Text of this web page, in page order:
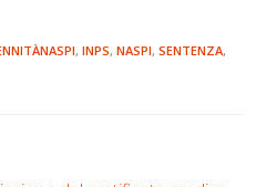
, INPS, NASPI, SENTENZA,